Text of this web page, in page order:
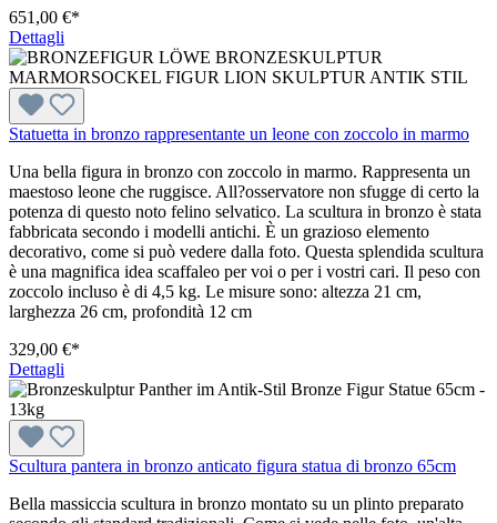
651,00 €*
Dettagli
Statuetta in bronzo rappresentante un leone con zoccolo in marmo
Una bella figura in bronzo con zoccolo in marmo. Rappresenta un
maestoso leone che ruggisce. All?osservatore non sfugge di certo la
potenza di questo noto felino selvatico. La scultura in bronzo è stata
fabbricata secondo i modelli antichi. È un grazioso elemento
decorativo, come si può vedere dalla foto. Questa splendida scultura
è una magnifica idea scaffaleo per voi o per i vostri cari. Il peso con
zoccolo incluso è di 4,5 kg. Le misure sono: altezza 21 cm,
larghezza 26 cm, profondità 12 cm
329,00 €*
Dettagli
Scultura pantera in bronzo anticato figura statua di bronzo 65cm
Bella massiccia scultura in bronzo montato su un plinto preparato